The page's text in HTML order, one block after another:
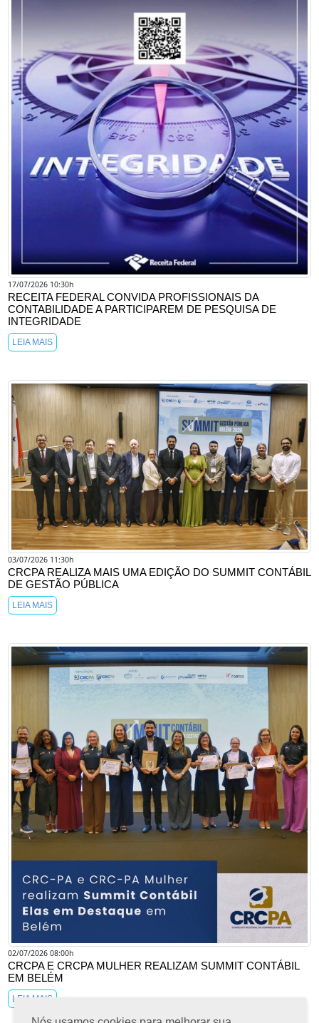
17/07/2026 10:30h
RECEITA FEDERAL CONVIDA PROFISSIONAIS DA
CONTABILIDADE A PARTICIPAREM DE PESQUISA DE
INTEGRIDADE
LEIA MAIS
03/07/2026 11:30h
CRCPA REALIZA MAIS UMA EDIÇÃO DO SUMMIT CONTÁBIL
DE GESTÃO PÚBLICA
LEIA MAIS
02/07/2026 08:00h
CRCPA E CRCPA MULHER REALIZAM SUMMIT CONTÁBIL
EM BELÉM
LEIA MAIS